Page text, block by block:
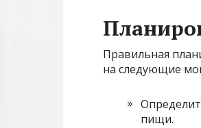
Правильная
на следующие
пищи.